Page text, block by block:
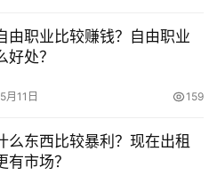
由职业比较赚钱？自由职业
好处？
月11日 159
么东西比较暴利？现在出租
有市场？